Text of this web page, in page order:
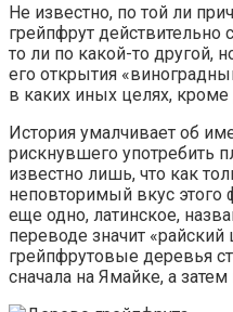
Не известно, по той ли
грейпфрут действительно
то ли по какой-то другой,
его открытия
в каких иных целях,
История умалчивает об
рискнувшего употребить
известно лишь, что как
неповторимый вкус этого
еще одно, латинское,
переводе значит «райский
грейпфрутовые деревья
сначала на Ямайке, а